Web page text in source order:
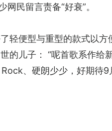
民留言责备“好衰”。
轻便型与重型的款式以方
的儿子： “呢首歌系作给
、硬朗少少，好期待9